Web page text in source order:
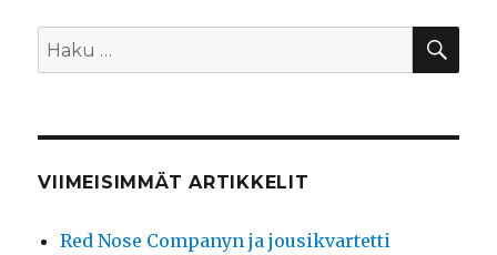
Etsi:
VIIMEISIMMÄT ARTIKKELIT
Red Nose Companyn ja jousikvartetti